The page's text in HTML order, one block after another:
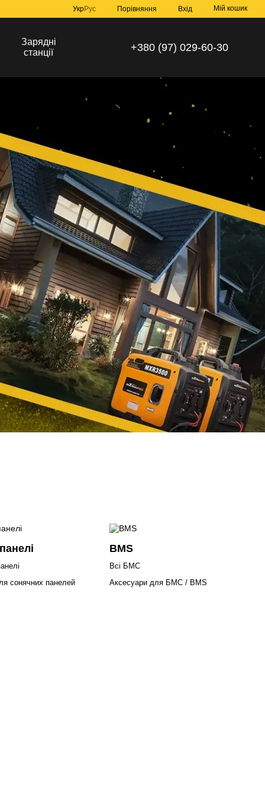
УкрРус Порівняння Вхід Мій кошик
Зарядні
станції
+380 (97) 029-60-30
сонячних панелей
BMS
Всі БМС
Аксесуари для БМС / BMS